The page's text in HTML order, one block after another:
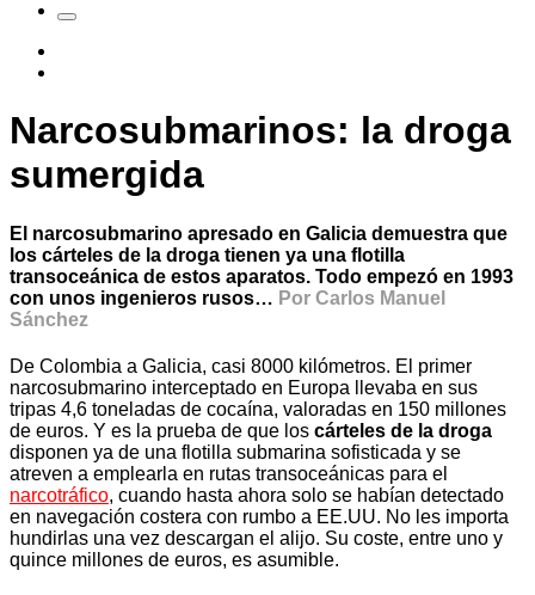
Narcosubmarinos: la droga
sumergida
El narcosubmarino apresado en Galicia demuestra que
los cárteles de la droga tienen ya una flotilla
transoceánica de estos aparatos. Todo empezó en 1993
con unos ingenieros rusos… Por Carlos Manuel
Sánchez
De Colombia a Galicia, casi 8000 kilómetros. El primer
narcosubmarino interceptado en Europa llevaba en sus
tripas 4,6 toneladas de cocaína, valoradas en 150 millones
de euros. Y es la prueba de que los cárteles de la droga
disponen ya de una flotilla submarina sofisticada y se
atreven a emplearla en rutas transoceánicas para el
narcotráfico, cuando hasta ahora solo se habían detectado
en navegación costera con rumbo a EE.UU. No les importa
hundirlas una vez descargan el alijo. Su coste, entre uno y
quince millones de euros, es asumible.